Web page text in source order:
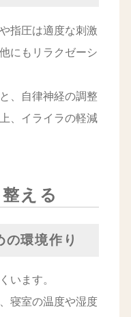
指圧は適度な刺激
にもリラクゼーシ
、自律神経の調整
、イライラの軽減
える
の環境作り
います。
寝室の温度や湿度